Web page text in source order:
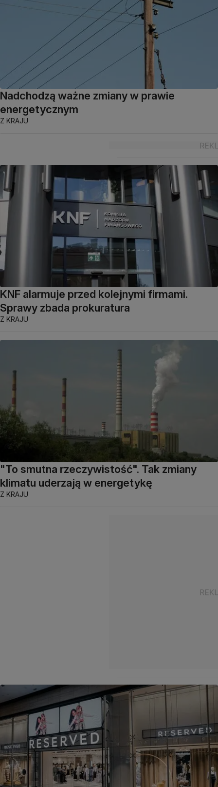
Nadchodzą ważne zmiany w prawie
energetycznym
Z KRAJU
KNF alarmuje przed kolejnymi firmami.
Sprawy zbada prokuratura
Z KRAJU
"To smutna rzeczywistość". Tak zmiany
klimatu uderzają w energetykę
Z KRAJU